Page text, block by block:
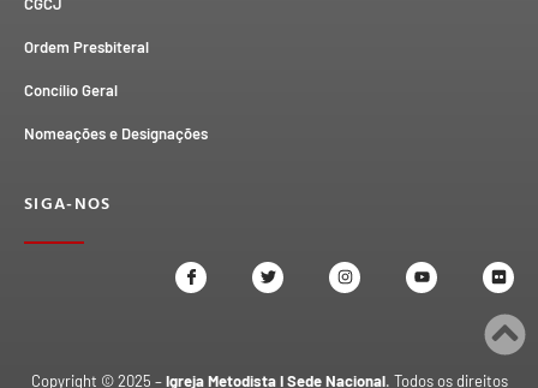
Ordem Presbiteral
Concílio Geral
Nomeações e Designações
SIGA-NOS
Copyright © 2025 –Igreja Metodista I Sede Nacional. Todos os direitos